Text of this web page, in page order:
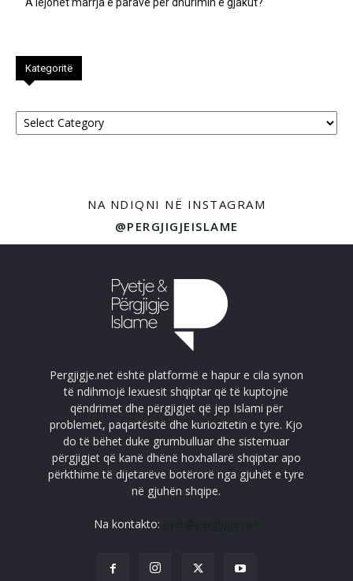
Kategoritë
Kategoritë
NA NDIQNI NË INSTAGRAM
@PERGJIGJEISLAME
Pergjigje.net është platformë e hapur e cila synon
të ndihmojë lexuesit shqiptar që të kuptojnë
qëndrimet dhe përgjigjet që jep Islami për
problemet, paqartësitë dhe kuriozitetin e tyre. Kjo
do të bëhet duke grumbulluar dhe sistemuar
përgjigjet që kanë dhënë hoxhallarë shqiptar apo
përkthime të dijetarëve botërorë nga gjuhët e tyre
në gjuhën shqipe.
Na kontakto: